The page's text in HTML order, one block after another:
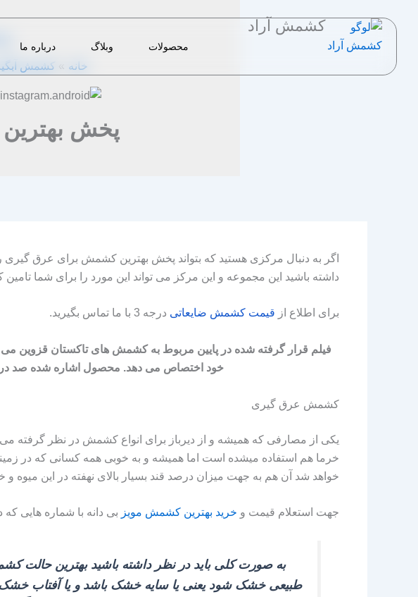
کشمش آراد
محصولات وبلاگ درباره ما
خانه کشمش
پخش
اگر به دنبال مرکزی هستید که بتواند پخش بهترین کشمش برای عرق‌
داشته باشید این مجموعه و این مرکز می‌ تواند این مورد را برای شما تامین
برای اطلاع از قیمت کشمش ضایعاتی درجه 3 با ما تماس بگیرید .
فیلم قرار گرفته شده در پایین مربوط به کشمش های تاکستان قزوین
خود اختصاص می دهد. محصول اشاره شده صد در
کشمش عرق گیری
یکی از مصارفی که همیشه و از دیرباز برای انواع کشمش در نظر گرفته
خرما هم استفاده میشده است اما همیشه و به خوبی همه کسانی که در زمینه
خواهد شد آن هم به جهت میزان درصد قند بسیار بالای نهفته در این
جهت استعلام قیمت و خرید بهترین کشمش مویز بی دانه با شماره هایی
به صورت کلی باید در نظر داشته باشید بهترین حالت
طبیعی خشک شود یعنی یا سایه خشک باشد و یا آفتاب خشک و